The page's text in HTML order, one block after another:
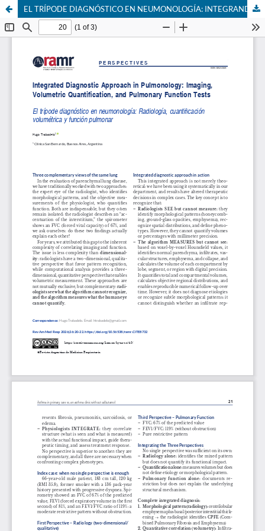
EL TRÍPODE DIAGNÓSTICO EN NEUMONOLOGÍA: INTEGRANDO RADIOLOGÍA, CUANTIFICACIÓN VOLUMÉTRICA Y FUNCIÓN PULMONAR